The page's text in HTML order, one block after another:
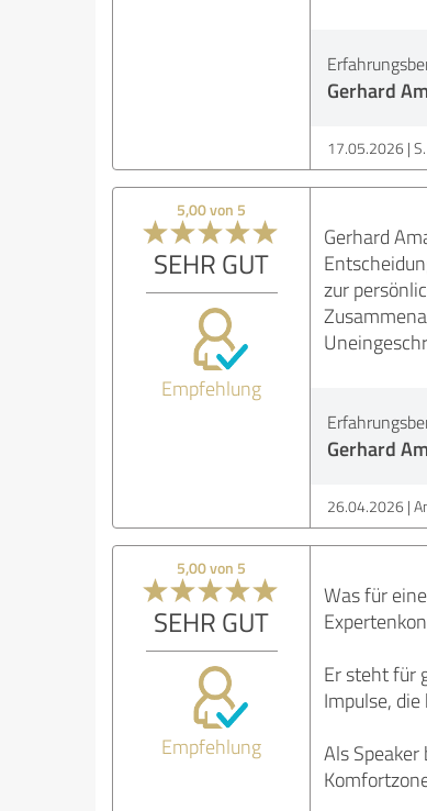
Gerhard
17.05.2026 S.
5,00 von 5
SEHR GUT
Empfehlung
Gerhard
zur
Gerhard
26.04.2026
5,00 von 5
SEHR GUT
Empfehlung
Was für
Er steht für
Impulse,
Als